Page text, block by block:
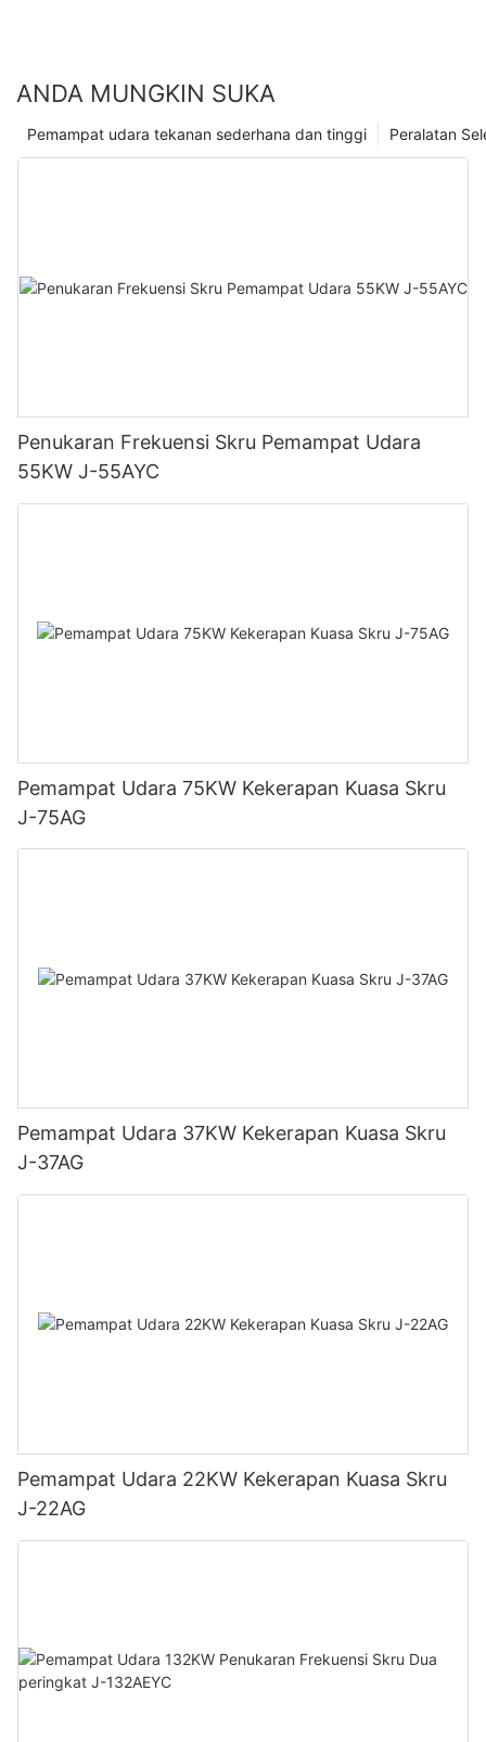
tahap terbaik.
ANDA MUNGKIN SUKA
Peralatan
Pemampat udara tekanan sederhana dan tinggi
Penukaran Frekuensi Skru Pemampat Udara
55KW J-55AYC
Pemampat Udara 75KW Kekerapan Kuasa Skru
J-75AG
Pemampat Udara 37KW Kekerapan Kuasa Skru
J-37AG
Pemampat Udara 22KW Kekerapan Kuasa Skru
J-22AG